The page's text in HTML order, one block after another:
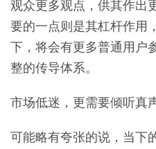
观众更多观点，供其作出
要的一点则是其杠杆作用
下，将会有更多普通用户
整的传导体系。
市场低迷，更需要倾听真
可能略有夸张的说，当下